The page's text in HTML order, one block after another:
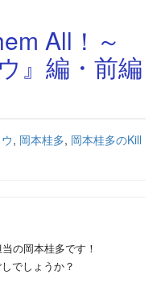
All！～
』編・前編
, 岡本桂多, 岡本桂多のKill
の岡本桂多です！
でしょうか？